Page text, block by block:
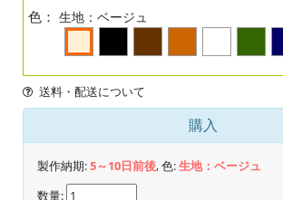
色： 生地：ベージュ
送料・配送について
購入
製作納期:5～10日前後, 色:生地：ベージュ
数量: